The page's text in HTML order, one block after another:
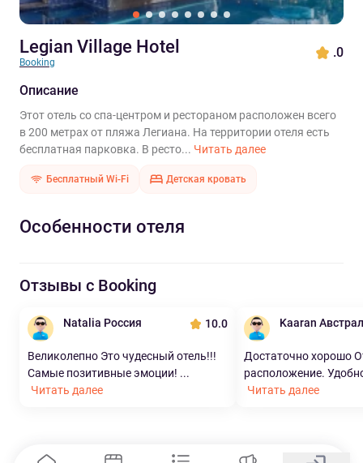
Legian Village Hotel
Booking
.0
Описание
Этот отель со спа-центром и рестораном расположен всего
в 200 метрах от пляжа Легиана. На территории отеля есть
бесплатная парковка. В ресто... Читать далее
Бесплатный Wi-Fi Детская кровать
Особенности отеля
Отзывы с Booking
Natalia Россия 10.0
Великолепно Это чудесный отель!!!
Самые позитивные эмоции! ...
Читать далее
Kaaran
Достаточно хорошо
расположение.
Читать далее